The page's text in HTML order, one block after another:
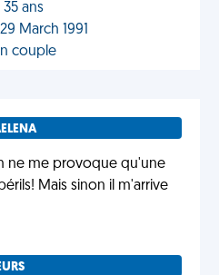
35 ans
March 1991
couple
ne me provoque qu'une
Mais sinon il m'arrive